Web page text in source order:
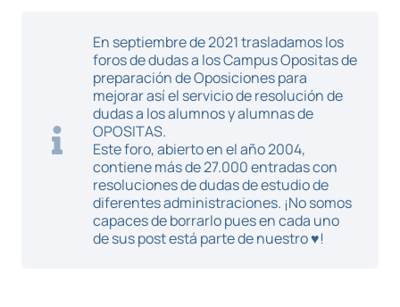
En septiembre de 2021 trasladamos los
foros de dudas a los Campus Opositas de
preparación de Oposiciones para
mejorar así el servicio de resolución de
dudas a los alumnos y alumnas de
OPOSITAS.
Este foro, abierto en el año 2004,
contiene más de 27.000 entradas con
resoluciones de dudas de estudio de
diferentes administraciones. ¡No somos
capaces de borrarlo pues en cada uno
de sus post está parte de nuestro ♥!